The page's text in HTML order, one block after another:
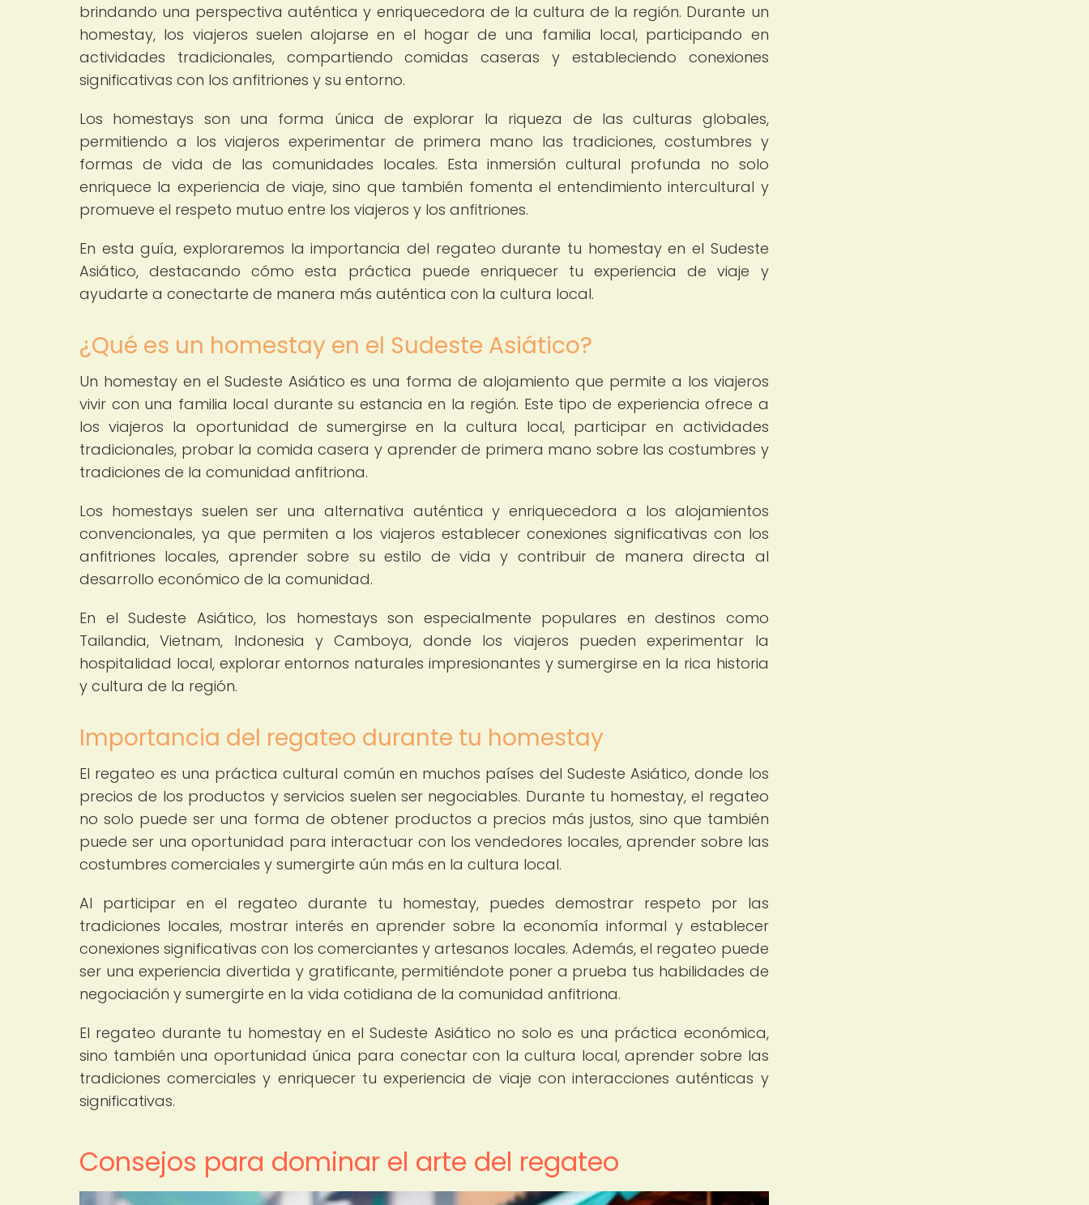
brindando una perspectiva auténtica y enriquecedora de la cultura de la región. Durante un
homestay, los viajeros suelen alojarse en el hogar de una familia local, participando en
actividades tradicionales, compartiendo comidas caseras y estableciendo conexiones
significativas con los anfitriones y su entorno.
Los homestays son una forma única de explorar la riqueza de las culturas globales,
permitiendo a los viajeros experimentar de primera mano las tradiciones, costumbres y
formas de vida de las comunidades locales. Esta inmersión cultural profunda no solo
enriquece la experiencia de viaje, sino que también fomenta el entendimiento intercultural y
promueve el respeto mutuo entre los viajeros y los anfitriones.
En esta guía, exploraremos la importancia del regateo durante tu homestay en el Sudeste
Asiático, destacando cómo esta práctica puede enriquecer tu experiencia de viaje y
ayudarte a conectarte de manera más auténtica con la cultura local.
¿Qué es un homestay en el Sudeste Asiático?
Un homestay en el Sudeste Asiático es una forma de alojamiento que permite a los viajeros
vivir con una familia local durante su estancia en la región. Este tipo de experiencia ofrece a
los viajeros la oportunidad de sumergirse en la cultura local, participar en actividades
tradicionales, probar la comida casera y aprender de primera mano sobre las costumbres y
tradiciones de la comunidad anfitriona.
Los homestays suelen ser una alternativa auténtica y enriquecedora a los alojamientos
convencionales, ya que permiten a los viajeros establecer conexiones significativas con los
anfitriones locales, aprender sobre su estilo de vida y contribuir de manera directa al
desarrollo económico de la comunidad.
En el Sudeste Asiático, los homestays son especialmente populares en destinos como
Tailandia, Vietnam, Indonesia y Camboya, donde los viajeros pueden experimentar la
hospitalidad local, explorar entornos naturales impresionantes y sumergirse en la rica historia
y cultura de la región.
Importancia del regateo durante tu homestay
El regateo es una práctica cultural común en muchos países del Sudeste Asiático, donde los
precios de los productos y servicios suelen ser negociables. Durante tu homestay, el regateo
no solo puede ser una forma de obtener productos a precios más justos, sino que también
puede ser una oportunidad para interactuar con los vendedores locales, aprender sobre las
costumbres comerciales y sumergirte aún más en la cultura local.
Al participar en el regateo durante tu homestay, puedes demostrar respeto por las
tradiciones locales, mostrar interés en aprender sobre la economía informal y establecer
conexiones significativas con los comerciantes y artesanos locales. Además, el regateo puede
ser una experiencia divertida y gratificante, permitiéndote poner a prueba tus habilidades de
negociación y sumergirte en la vida cotidiana de la comunidad anfitriona.
El regateo durante tu homestay en el Sudeste Asiático no solo es una práctica económica,
sino también una oportunidad única para conectar con la cultura local, aprender sobre las
tradiciones comerciales y enriquecer tu experiencia de viaje con interacciones auténticas y
significativas.
Consejos para dominar el arte del regateo